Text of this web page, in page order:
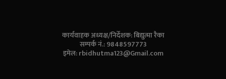
कार्यवाहक अध्यक्ष/निर्देशक: बिद्युत्मा रैका
सम्पर्क नं.: 9848597773
इमेल:rbidhutma123@Gmail.com